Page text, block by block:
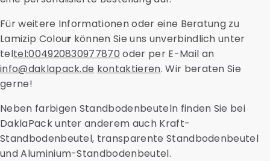
Für weitere Informationen oder eine Beratung zu
Lamizip Colour können Sie uns unverbindlich unter
teltel:004920830977870 oder per E-Mail an
info@daklapack.de kontaktieren. Wir beraten Sie
gerne!
Neben farbigen Standbodenbeuteln finden Sie bei
DaklaPack unter anderem auch Kraft-
Standbodenbeutel, transparente Standbodenbeutel
und Aluminium-Standbodenbeutel.